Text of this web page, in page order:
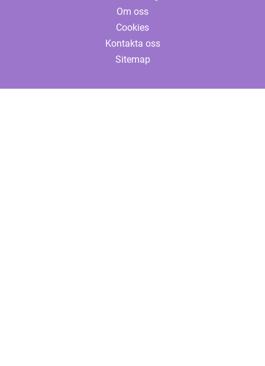
Om oss
Cookies
Kontakta oss
Sitemap